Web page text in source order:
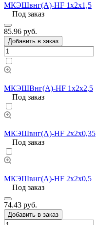
МКЭШвнг(А)-HF 1х2х1,5
Под заказ
85.96 руб.
Добавить в заказ
МКЭШВнг(А)-HF 1х2х2,5
Под заказ
МКЭШвнг(А)-HF 2х2х0,35
Под заказ
МКЭШвнг(А)-HF 2х2х0,5
Под заказ
74.43 руб.
Добавить в заказ